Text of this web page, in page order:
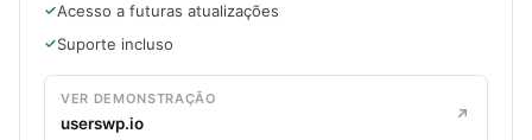
Acesso a futuras atualizações
Suporte incluso
VER DEMONSTRAÇÃO
userswp.io